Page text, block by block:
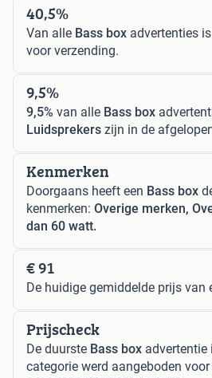
40,5%
Van alle Bass box advertenties is
voor verzending.
9,5%
9,5% van alle Bass box
Luidsprekers zijn in de
Kenmerken
Doorgaans heeft een Bass box
kenmerken: Overige merken,
dan 60 watt.
€ 91
De huidige gemiddelde prijs van
Prijscheck
De duurste Bass box advertentie
categorie werd aangeboden voor